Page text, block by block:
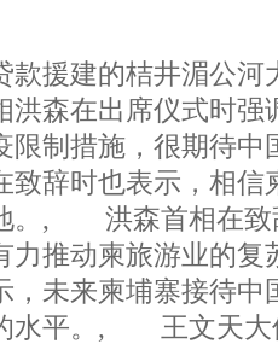
援建的桔井湄公河
洪森在出席仪式时强
限制措施，很期待中
致辞时也表示，相信
。, 洪森首相在致
力推动柬旅游业的复
，未来柬埔寨接待中
水平。, 王文天大